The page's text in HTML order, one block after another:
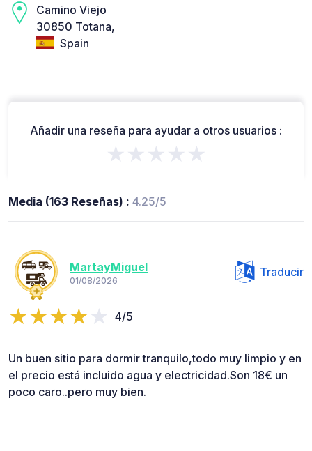
Camino Viejo
30850 Totana,
Spain
Añadir una reseña para ayudar a otros usuarios :
★★★★★
Media (163 Reseñas) : 4.25/5
MartayMiguel
01/08/2026
Traducir
4/5
Un buen sitio para dormir tranquilo,todo muy limpio y en
el precio está incluido agua y electricidad.Son 18€ un
poco caro..pero muy bien.